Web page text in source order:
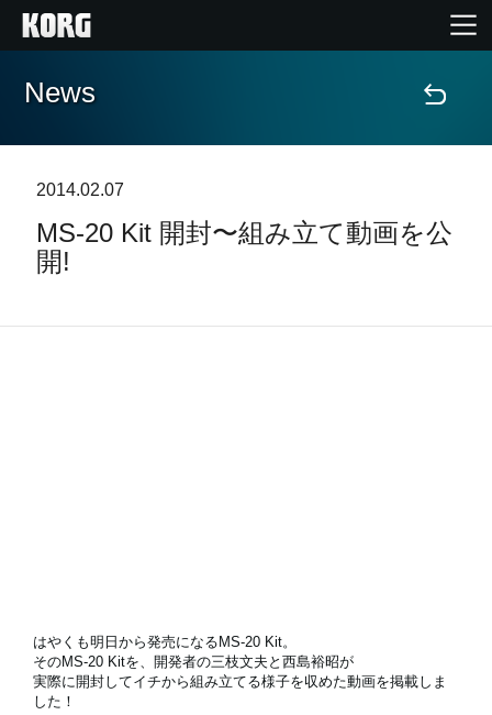
Home
Import Products
Social Media
News
2014.02.07
MS-20 Kit 開封〜組み立て動画を公
開!
はやくも明日から発売になるMS-20 Kit。
そのMS-20 Kitを、開発者の三枝文夫と西島裕昭が
実際に開封してイチから組み立てる様子を収めた動画を掲載しま
し た！